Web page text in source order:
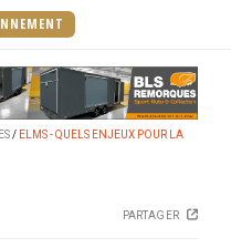
ELMS - QUELS ENJEUX POUR LA
PARTAGER